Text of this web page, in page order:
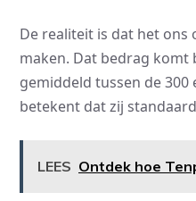
De realiteit is dat het ons
maken. Dat bedrag komt
gemiddeld tussen de
betekent dat zij
LEES Ontdek hoe